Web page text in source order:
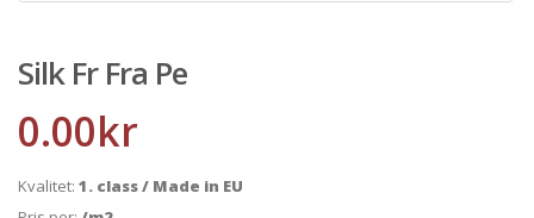
Silk Fr Fra Pe
0.00kr
Kvalitet: 1. class / Made in EU